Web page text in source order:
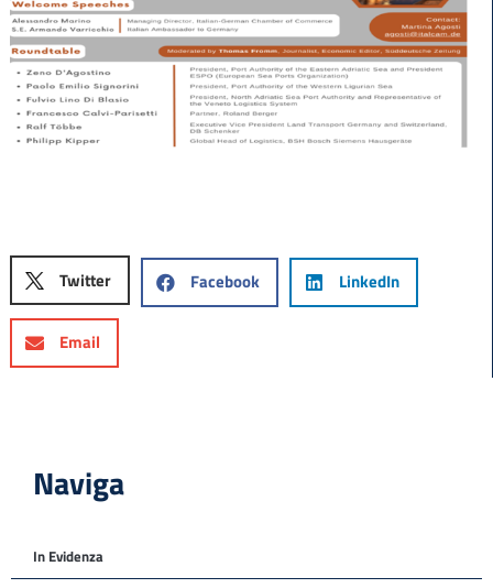
Twitter Facebook LinkedIn
Email
Naviga
In Evidenza